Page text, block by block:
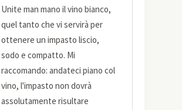
Unite man mano il vino bianco,
quel tanto che vi servirà per
ottenere un impasto liscio,
sodo e compatto. Mi
raccomando: andateci piano col
vino, l'impasto non dovrà
assolutamente risultare